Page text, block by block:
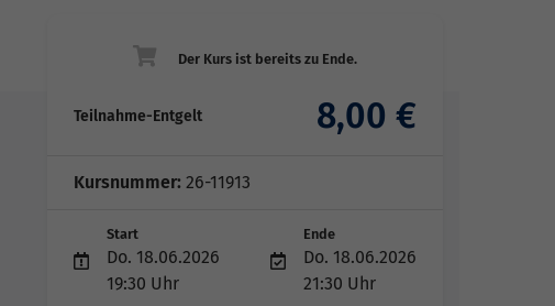
Teilnahme-Entgelt 8,00 €
Kursnummer: 26-11913
Start
Do. 18.06.2026
19:30 Uhr
Ende
Do. 18.06.2026
21:30 Uhr